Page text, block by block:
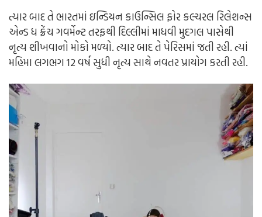
ત્યાર બાદ તે ભારતમાં ઇન્ડિયન કાઉન્સિલ ફોર કલ્ચરલ રિલેશન્સ
એન્ડ ધ ફ્રેંચ ગવર્મેન્ટ તરફથી દિલ્લીમાં માધવી મુદગલ પાસેથી
નૃત્ય શીખવાનો મોકો મળ્યો. ત્યાર બાદ તે પેરિસમાં જતી રહી. ત્યાં
મહિમા લગભગ 12 વર્ષ સુધી નૃત્ય સાથે નવતર પ્રાયોગ કરતી રહી.